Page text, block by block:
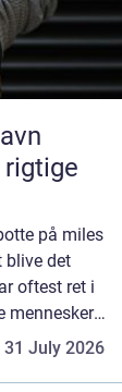
på miles
blive det
oftest ret i
det er
31 July 2026